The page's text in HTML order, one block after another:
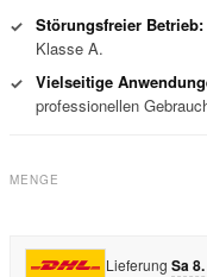
✓ Störungsfreier Betrieb:
Klasse A.
✓ Vielseitige
professionellen
MENGE
Lieferung Sa